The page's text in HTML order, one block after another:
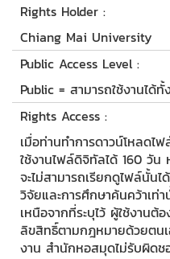
Rights Holder :
Chiang Mai University
Public Access Level :
Public = สามารถใช้งานได้
Rights Access :
เมื่อท่านทำการดาวน์โหลดไ
ใช้งานไฟล์ดิจิทัลได้ 160 วัน
จะไม่สามารถเรียกดูไฟล์นั้น
วิจัยและการศึกษาค้นคว้าเท่
เหนือจากที่ระบุไว้ ผู้ใช้งาน
ลิขสิทธิ์ตามกฎหมายด้วยตนเ
งาน สำนักหอสมุดไม่รับผิดช